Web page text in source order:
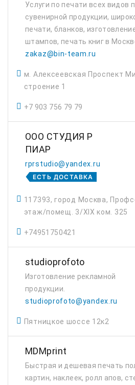
Услуги по печати всех видов
сувенирной продукции,
печати, бланков,
штампов, печать книг в
zakaz@bin-team.ru
м. Алексеевская Проспект
строение 1
+7 903 756 79 79
ООО СТУДИЯ Р
ПИАР
rprstudio@yandex.ru
ЕСТЬ ДОСТАВКА
117393, город Москва,
этаж/помещ. 3/XIX ком. 325
+74951750421
studioprofoto
Изготовление рекламной
продукции.
studioprofoto@yandex.ru
Пятницкое шоссе 12к2
MDMprint
Быстрая и дешевая печать
картин, наклеек, ролл апов,